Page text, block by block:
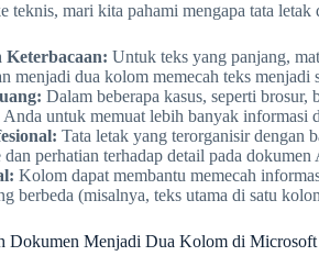
teknis, mari kita pahami mengapa tata
Untuk teks yang panjang,
menjadi dua kolom memecah teks
Dalam beberapa kasus, seperti
untuk memuat lebih banyak informasi
Tata letak yang terorganisir dengan
perhatian terhadap detail pada dokumen
Kolom dapat membantu memecah
berbeda (misalnya, teks utama di satu
Dokumen Menjadi Dua Kolom di